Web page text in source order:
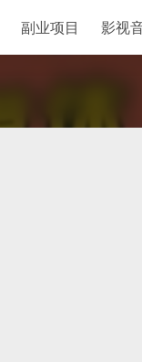
副业项目 影视